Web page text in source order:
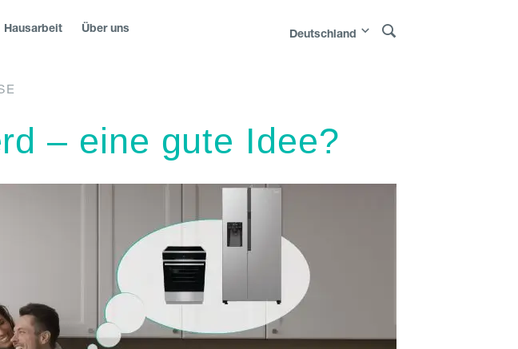
Hausarbeit Über uns Deutschland
– eine gute Idee?